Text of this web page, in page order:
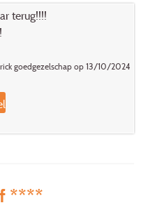
terug!!!!
goedgezelschap op 13/10/2024
****